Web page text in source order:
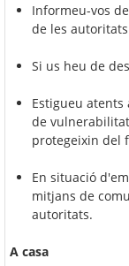
Informeu-vos
de les
Si us heu de
Estigueu
de
protegeixin del
En situació
mitjans de
autoritats.
A casa